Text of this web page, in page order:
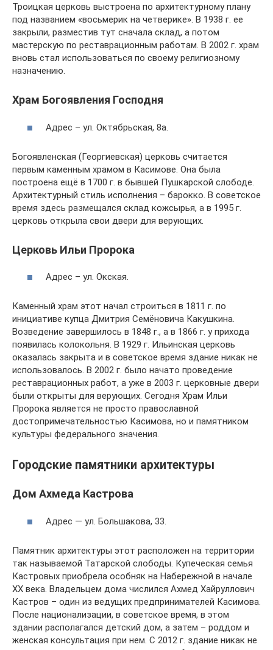
Троицкая церковь выстроена по архитектурному плану
под названием «восьмерик на четверике». В 1938 г. ее
закрыли, разместив тут сначала склад, а потом
мастерскую по реставрационным работам. В 2002 г. храм
вновь стал использоваться по своему религиозному
назначению.
Храм Богоявления Господня
Адрес – ул. Октябрьская, 8а.
Богоявленская (Георгиевская) церковь считается
первым каменным храмом в Касимове. Она была
построена ещё в 1700 г. в бывшей Пушкарской слободе.
Архитектурный стиль исполнения – барокко. В советское
время здесь размещался склад кожсырья, а в 1995 г.
церковь открыла свои двери для верующих.
Церковь Ильи Пророка
Адрес – ул. Окская.
Каменный храм этот начал строиться в 1811 г. по
инициативе купца Дмитрия Семёновича Какушкина.
Возведение завершилось в 1848 г., а в 1866 г. у прихода
появилась колокольня. В 1929 г. Ильинская церковь
оказалась закрыта и в советское время здание никак не
использовалось. В 2002 г. было начато проведение
реставрационных работ, а уже в 2003 г. церковные двери
были открыты для верующих. Сегодня Храм Ильи
Пророка является не просто православной
достопримечательностью Касимова, но и памятником
культуры федерального значения.
Городские памятники архитектуры
Дом Ахмеда Кастрова
Адрес — ул. Большакова, 33.
Памятник архитектуры этот расположен на территории
так называемой Татарской слободы. Купеческая семья
Кастровых приобрела особняк на Набережной в начале
XX века. Владельцем дома числился Ахмед Хайруллович
Кастров – один из ведущих предпринимателей Касимова.
После национализации, в советское время, в этом
здании располагался детский дом, а затем – роддом и
женская консультация при нем. С 2012 г. здание никак не